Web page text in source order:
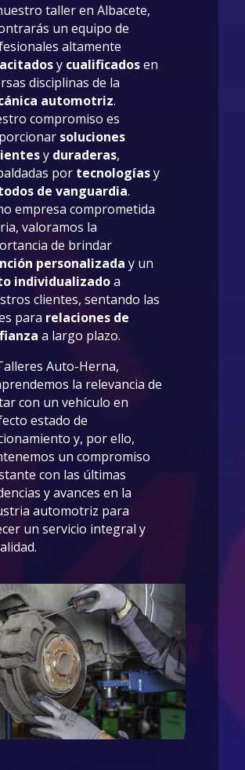
taller en Albacete,
un equipo de
altamente
y cualificadosen
disciplinas de la
automotriz.
compromiso es
soluciones
y duraderas,
por tecnologíasy
de vanguardia.
empresa comprometida
valoramos la
de brindar
personalizada y un
individualizadoa
clientes, sentando las
para relaciones de
a largo plazo.
Auto-Herna,
la relevancia de
con un vehículo en
estado de
y, por ello,
un compromiso
con las últimas
y avances en la
automotriz para
un servicio integral y